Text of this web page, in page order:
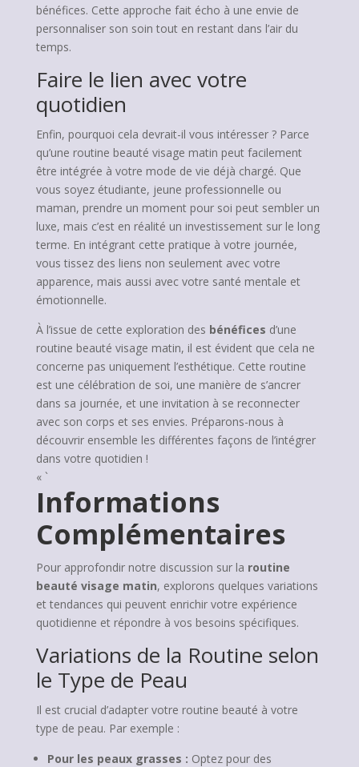
bénéfices. Cette approche fait écho à une envie de
personnaliser son soin tout en restant dans l’air du
temps.
Faire le lien avec votre
quotidien
Enfin, pourquoi cela devrait-il vous intéresser ? Parce
qu’une routine beauté visage matin peut facilement
être intégrée à votre mode de vie déjà chargé. Que
vous soyez étudiante, jeune professionnelle ou
maman, prendre un moment pour soi peut sembler un
luxe, mais c’est en réalité un investissement sur le long
terme. En intégrant cette pratique à votre journée,
vous tissez des liens non seulement avec votre
apparence, mais aussi avec votre santé mentale et
émotionnelle.
À l’issue de cette exploration des bénéfices d’une
routine beauté visage matin, il est évident que cela ne
concerne pas uniquement l’esthétique. Cette routine
est une célébration de soi, une manière de s’ancrer
dans sa journée, et une invitation à se reconnecter
avec son corps et ses envies. Préparons-nous à
découvrir ensemble les différentes façons de l’intégrer
dans votre quotidien !
« `
Informations
Complémentaires
Pour approfondir notre discussion sur la routine
beauté visage matin, explorons quelques variations
et tendances qui peuvent enrichir votre expérience
quotidienne et répondre à vos besoins spécifiques.
Variations de la Routine selon
le Type de Peau
Il est crucial d’adapter votre routine beauté à votre
type de peau. Par exemple :
Pour les peaux grasses : Optez pour des